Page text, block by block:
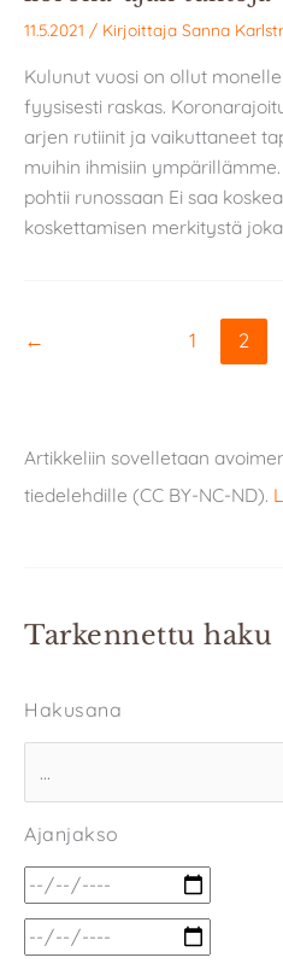
11.5.2021 / Kirjoittaja Sanna
Kulunut vuosi on ollut
fyysisesti raskas.
arjen rutiinit ja vaikuttaneet
muihin ihmisiin
pohtii runossaan Ei saa
koskettamisen merkitystä
← 1 2
Artikkeliin sovelletaan
tiedelehdille (CC BY-NC-ND).
Tarkennettu haku
Hakusana
Ajanjakso